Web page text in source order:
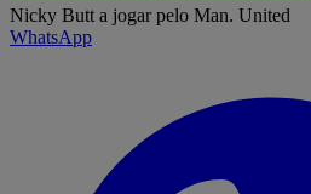
Nicky Butt a jogar pelo Man. United
WhatsApp